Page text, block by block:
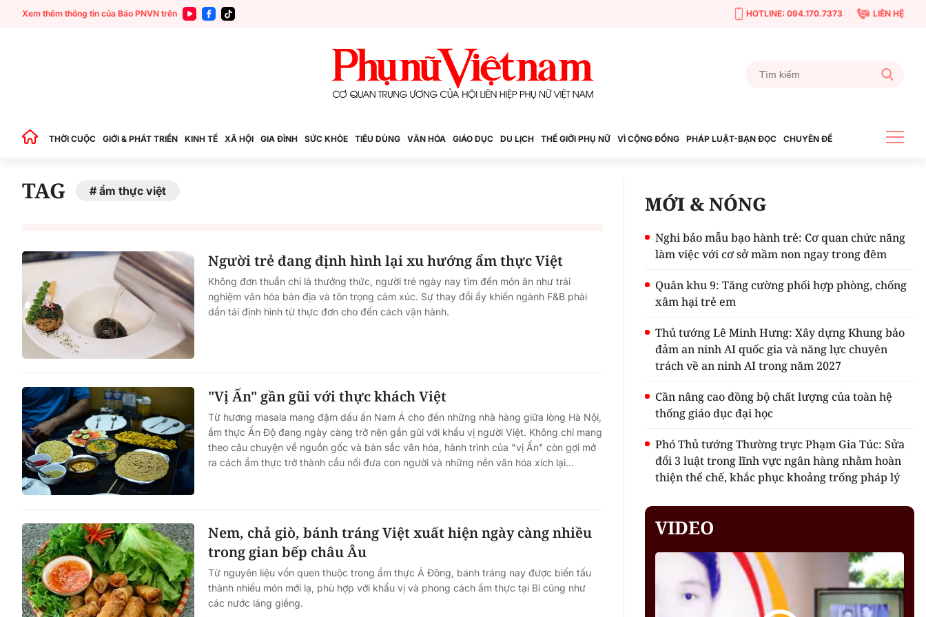
Xem thêm thông tin của Báo PNVN trên HOTLINE: 094.170.7373 LIÊN HỆ
THỜI CUỘC GIỚI & PHÁT TRIỂN KINH TẾ XÃ HỘI GIA ĐÌNH SỨC KHỎE TIÊU DÙNG VĂN HÓA GIÁO DỤC DU LỊCH THẾ GIỚI PHỤ NỮ VÌ CỘNG ĐỒNG PHÁP LUẬT-BẠN ĐỌC CHUYÊN ĐỀ
TAG ẩm thực việt
Người trẻ đang định hình lại xu hướng ẩm thực Việt
Không đơn thuần chỉ là thưởng thức, người trẻ ngày nay tìm đến món ăn như trải
nghiệm văn hóa bản địa và tôn trọng cảm xúc. Sự thay đổi ấy khiến ngành F&B phải
dần tái định hình từ thực đơn cho đến cách vận hành.
"Vị Ấn" gần gũi với thực khách Việt
Từ hương masala mang đậm dấu ấn Nam Á cho đến những nhà hàng giữa lòng Hà Nội,
ẩm thực Ấn Độ đang ngày càng trở nên gần gũi với khẩu vị người Việt. Không chỉ mang
theo câu chuyện về nguồn gốc và bản sắc văn hóa, hành trình của "vị Ấn" còn gợi mở
ra cách ẩm thực trở thành cầu nối đưa con người và những nền văn hóa xích lại...
Nem, chả giò, bánh tráng Việt xuất hiện ngày càng nhiều
trong gian bếp châu Âu
Từ nguyên liệu vốn quen thuộc trong ẩm thực Á Đông, bánh tráng nay được biến tấu
thành nhiều món mới lạ, phù hợp với khẩu vị và phong cách ẩm thực tại Bỉ cũng như
các nước láng giềng.
MỚI & NÓNG
Nghi bảo mẫu bạo hành trẻ: Cơ quan chức năng
làm việc với cơ sở mầm non ngay trong đêm
Quân khu 9: Tăng cường phối hợp phòng, chống
xâm hại trẻ em
Thủ tướng Lê Minh Hưng: Xây dựng Khung bảo
đảm an ninh AI quốc gia và năng lực chuyên
trách về an ninh AI trong năm 2027
Cần nâng cao đồng bộ chất lượng của toàn hệ
thống giáo dục đại học
Phó Thủ tướng Thường trực Phạm Gia Túc: Sửa
đổi 3 luật trong lĩnh vực ngân hàng nhằm hoàn
thiện thể chế, khắc phục khoảng trống pháp lý
VIDEO